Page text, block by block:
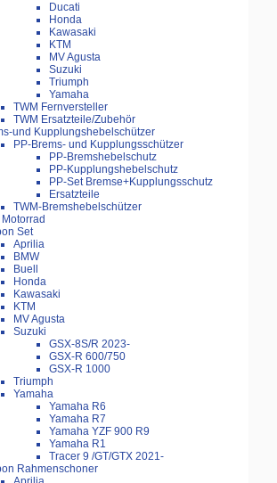
Ducati
Honda
Kawasaki
KTM
MV Agusta
Suzuki
Triumph
Yamaha
TWM Fernversteller
TWM Ersatzteile/Zubehör
und Kupplungshebelschützer
PP-Brems- und Kupplungsschützer
PP-Bremshebelschutz
PP-Kupplungshebelschutz
PP-Set Bremse+Kupplungsschutz
Ersatzteile
TWM-Bremshebelschützer
Set
Aprilia
BMW
Buell
Honda
Kawasaki
KTM
MV Agusta
Suzuki
GSX-8S/R 2023-
GSX-R 600/750
GSX-R 1000
Triumph
Yamaha
Yamaha R6
Yamaha R7
Yamaha YZF 900 R9
Yamaha R1
Tracer 9 /GT/GTX 2021-
Rahmenschoner